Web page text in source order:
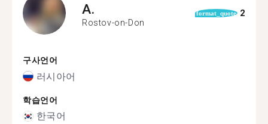
A.
Rostov-on-Don
format_quote 2
구사언어
러시아어
학습언어
한국어